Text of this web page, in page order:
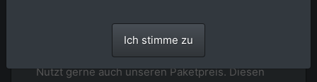
Uploadstatus: Alle Bilder sind online.
Nutzt gerne auch unseren Paketpreis. Diesen
Ich stimme zu